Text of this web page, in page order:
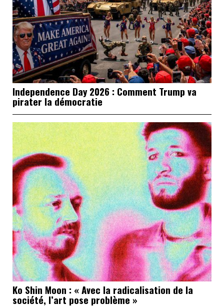
Independence Day 2026 : Comment Trump va
pirater la démocratie
Ko Shin Moon : « Avec la radicalisation de la
société, l’art pose problème »